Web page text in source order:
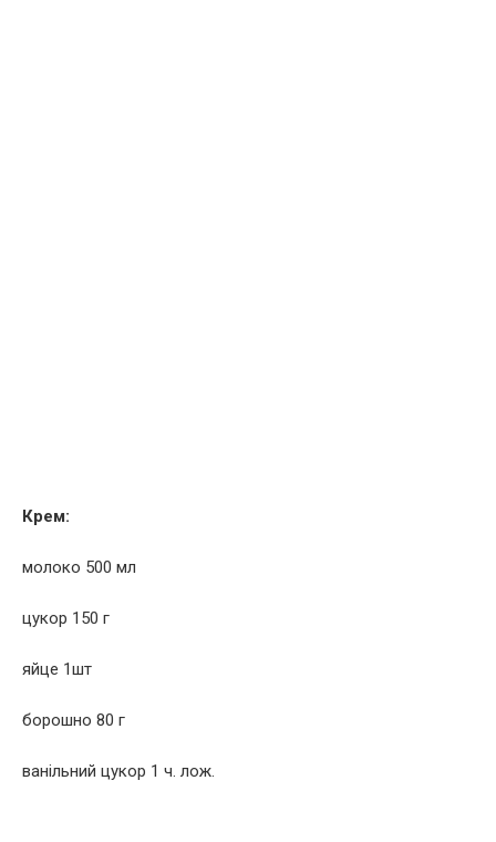
Крем:
молоко 500 мл
цукор 150 г
яйце 1шт
борошно 80 г
ванільний цукор 1 ч. лож.